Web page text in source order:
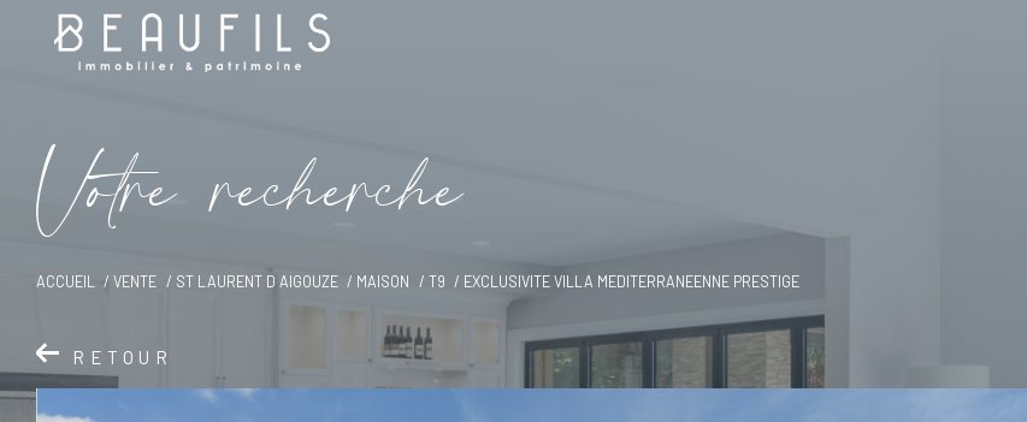
Votre recherche
ACCUEIL VENTE ST LAURENT D AIGOUZE MAISON T9 EXCLUSIVITE VILLA MEDITERRANEENNE PRESTIGE
RETOUR